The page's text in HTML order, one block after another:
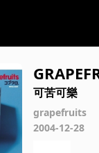
可苦可樂
grapefruits
2004-12-28